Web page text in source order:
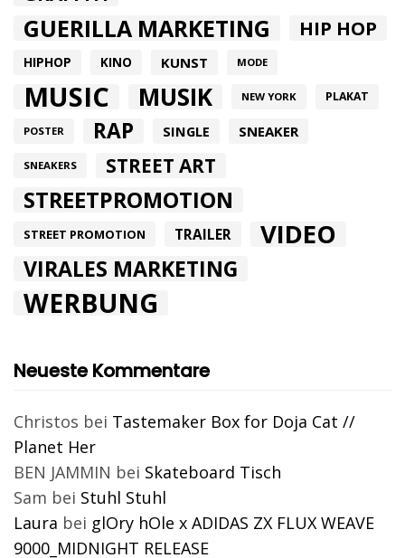
GUERILLA MARKETING HIP HOP
HIPHOP KINO KUNST MODE
MUSIC MUSIK NEW YORK PLAKAT
POSTER RAP SINGLE SNEAKER
SNEAKERS STREET ART
STREETPROMOTION
STREET PROMOTION TRAILER VIDEO
VIRALES MARKETING
WERBUNG
Neueste Kommentare
Christos bei Tastemaker Box for Doja Cat //
Planet Her
BEN JAMMIN bei Skateboard Tisch
Sam bei Stuhl Stuhl
Laura bei glOry hOle x ADIDAS ZX FLUX WEAVE
9000_MIDNIGHT RELEASE